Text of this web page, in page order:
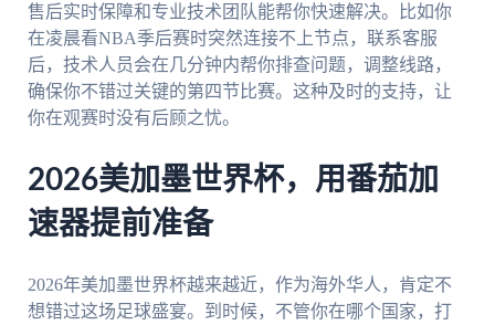
售后实时保障和专业技术团队能帮你快速解决。比如你
在凌晨看NBA季后赛时突然连接不上节点，联系客服
后，技术人员会在几分钟内帮你排查问题，调整线路，
确保你不错过关键的第四节比赛。这种及时的支持，让
你在观赛时没有后顾之忧。
2026美加墨世界杯，用番茄加
速器提前准备
2026年美加墨世界杯越来越近，作为海外华人，肯定不
想错过这场足球盛宴。到时候，不管你在哪个国家，打